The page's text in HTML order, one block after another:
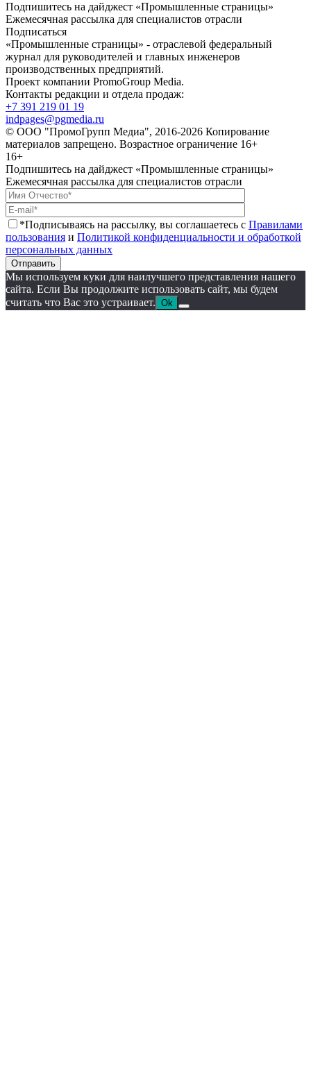
Подпишитесь на дайджест «Промышленные страницы»
Ежемесячная рассылка для специалистов отрасли
Подписаться
«Промышленные страницы» - отраслевой федеральный
журнал для руководителей и главных инженеров
производственных предприятий.
Проект компании PromoGroup Media.
Контакты редакции и отдела продаж:
+7 391 219 01 19
indpages@pgmedia.ru
© ООО "ПромоГрупп Медиа", 2016-2026 Копирование
материалов запрещено. Возрастное ограничение 16+
16+
Подпишитесь на дайджест «Промышленные страницы»
Ежемесячная рассылка для специалистов отрасли
*Подписываясь на рассылку, вы соглашаетесь с Правилами
пользования и Политикой конфиденциальности и обработкой
персональных данных
Отправить
Мы используем куки для наилучшего представления нашего
сайта. Если Вы продолжите использовать сайт, мы будем
считать что Вас это устраивает. Ok